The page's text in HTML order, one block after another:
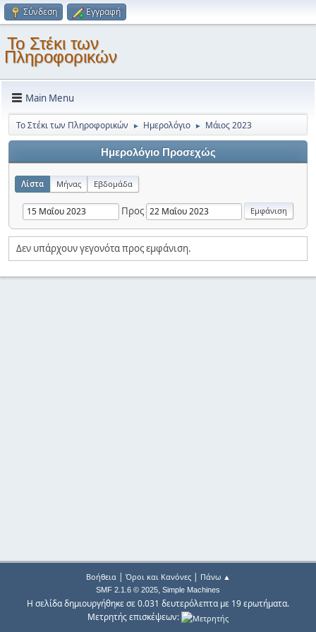
Σύνδεση Εγγραφή
Το Στέκι των
Πληροφορικών
Main Menu
Το Στέκι των Πληροφορικών ► Ημερολόγιο ► Μάιος 2023
Ημερολόγιο Προσεχώς
Λίστα Μήνας Εβδομάδα
Προς
Δεν υπάρχουν γεγονότα προς εμφάνιση.
Βοήθεια| Όροι και Κανόνες| Πάνω ▲
SMF 2.1.6 © 2025, Simple Machines
Η σελίδα δημιουργήθηκε σε 0.031 δευτερόλεπτα με 19 ερωτήματα.
Μετρητής επισκέψεων: